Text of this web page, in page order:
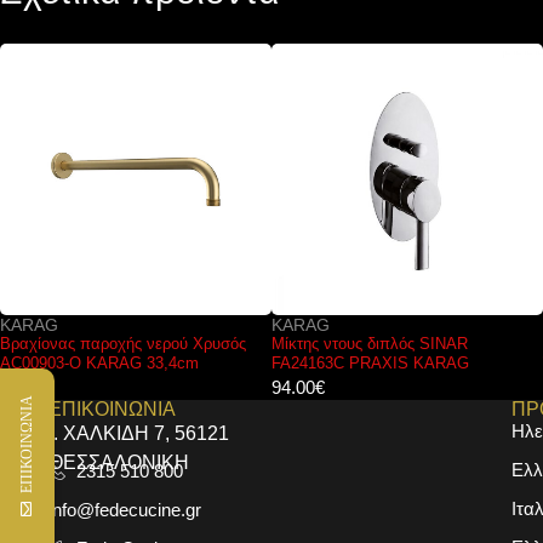
KARAG
Μίκτης ντους διπλός SINAR
FA24163C PRAXIS KARAG
€
FERRO
Μπαταρία νιπτήρος εντοιχισμού
VASTO BVA3 FERRO
51.00€
ΕΠΙΚΟΙΝΩΝΙΑ
Ι. ΧΑΛΚΙΔΗ 7, 56121
ΘΕΣΣΑΛΟΝΙΚΗ
2315 510 800
info@fedecucine.gr
ΕΠΙΚΟΙΝΩΝΙΑ